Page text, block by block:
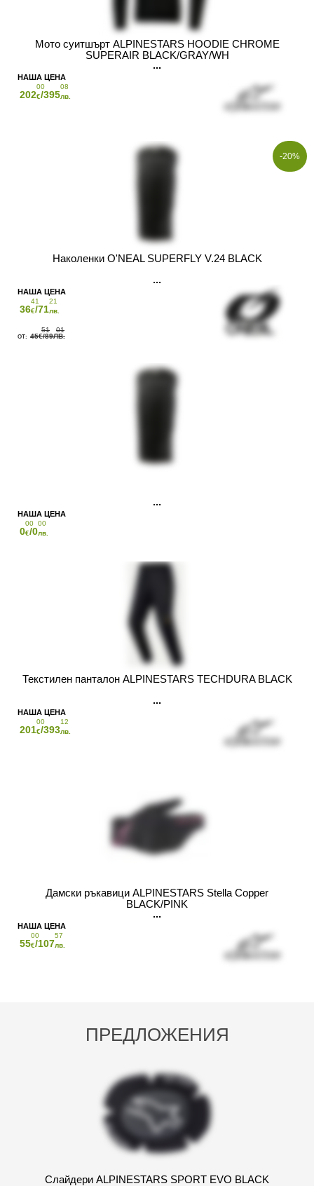
ПРЕДЛОЖЕНИЯ
Слайдери ALPINESTARS SPORT EVO BLACK
Мото суитшърт ALPINESTARS HOODIE CHROME
SUPERAIR BLACK/GRAY/WH
202
00
€/395
08
лв.
-20%
Наколенки O'NEAL SUPERFLY V.24 BLACK
36
41
€/71
21
лв.
45
51
€/89
01
ЛВ.
0
00
€/0
00
лв.
Текстилен панталон ALPINESTARS TECHDURA BLACK
201
00
€/393
12
лв.
Дамски ръкавици ALPINESTARS Stella Copper
BLACK/PINK
55
00
€/107
57
лв.